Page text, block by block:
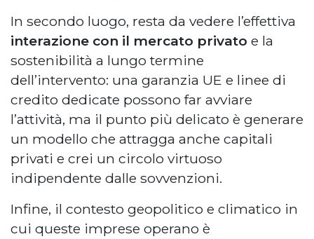
In secondo luogo, resta da vedere l’effettiva
interazione con il mercato privato e la
sostenibilità a lungo termine
dell’intervento: una garanzia UE e linee di
credito dedicate possono far avviare
l’attività, ma il punto più delicato è generare
un modello che attragga anche capitali
privati e crei un circolo virtuoso
indipendente dalle sovvenzioni.
Infine, il contesto geopolitico e climatico in
cui queste imprese operano è